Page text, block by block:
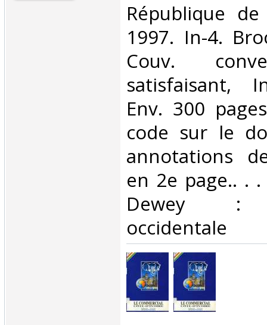
‎République
1997. In-4.
Couv.
satisfaisant,
Env. 300
code sur le
annotations
en 2e page.. .
Dewey :
occidentale‎